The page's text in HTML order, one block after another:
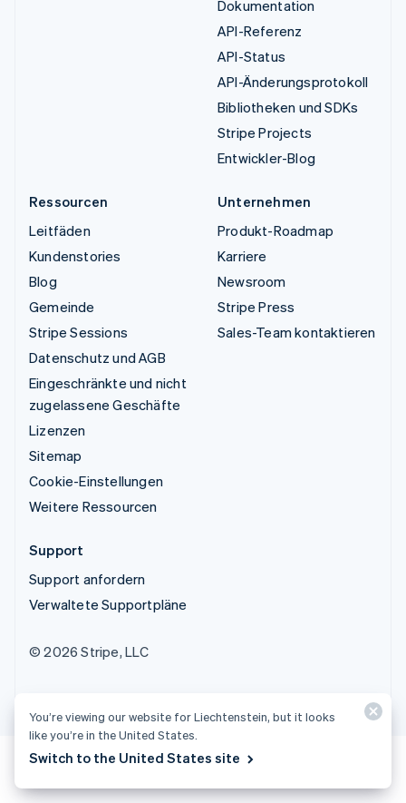
Dokumentation
API-Referenz
API-Status
API-Änderungsprotokoll
Bibliotheken und SDKs
Stripe Projects
Entwickler-Blog
Ressourcen
Leitfäden
Kundenstories
Blog
Gemeinde
Stripe Sessions
Datenschutz und AGB
Eingeschränkte und nicht
zugelassene Geschäfte
Lizenzen
Sitemap
Cookie-Einstellungen
Weitere Ressourcen
Unternehmen
Produkt-Roadmap
Karriere
Newsroom
Stripe Press
Sales-Team kontaktieren
Support
Support anfordern
Verwaltete Supportpläne
© 2026 Stripe, LLC
You’re viewing our website for Liechtenstein, but it looks
like you’re in the United States.
Switch to the United States site